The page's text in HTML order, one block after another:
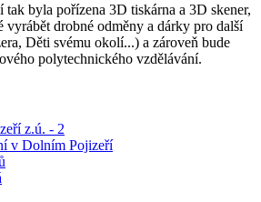
tak byla pořízena 3D tiskárna a 3D skener,
vyrábět drobné odměny a dárky pro další
Děti svému okolí...) a zároveň bude
polytechnického vzdělávání.
z.ú. - 2
v Dolním Pojizeří